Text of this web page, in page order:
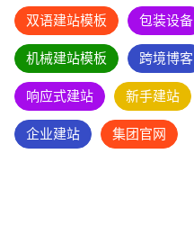
双语建站模板 包装设备
机械建站模板 跨境博客
响应式建站 新手建站
企业建站 集团官网